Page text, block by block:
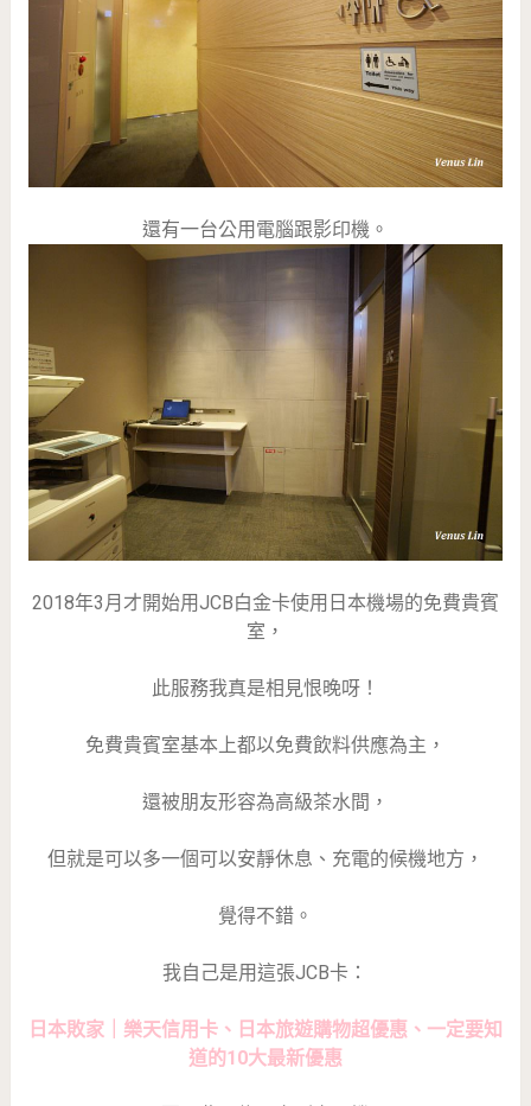
還有一台公用電腦跟影印機。
2018年3月才開始用JCB白金卡使用日本機場的免費貴賓
室，
此服務我真是相見恨晚呀！
免費貴賓室基本上都以免費飲料供應為主，
還被朋友形容為高級茶水間，
但就是可以多一個可以安靜休息、充電的候機地方，
覺得不錯。
我自己是用這張JCB卡：
日本敗家｜樂天信用卡、日本旅遊購物超優惠、一定要知
道的10大最新優惠